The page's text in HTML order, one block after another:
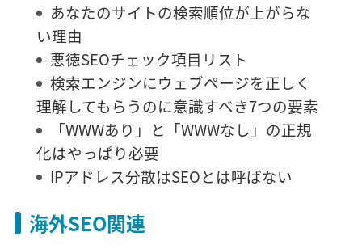
あなたのサイトの検索順位が上がらな
い理由
悪徳SEOチェック項目リスト
検索エンジンにウェブページを正しく
理解してもらうのに意識すべき7つの要素
「WWWあり」と「WWWなし」の正規
化はやっぱり必要
IPアドレス分散はSEOとは呼ばない
海外SEO関連